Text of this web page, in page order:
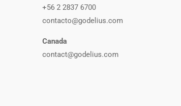
+56 2 2837 6700
contacto@godelius.com
Canada
contact@godelius.com